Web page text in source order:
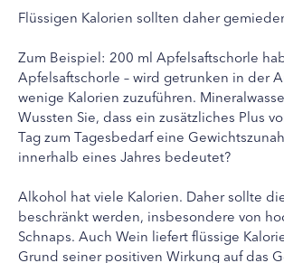
Flüssigen Kalorien sollten daher
Zum Beispiel: 200 ml Apfelsaftschorle
Apfelsaftschorle – wird getrunken in der
wenige Kalorien zuzuführen.
Wussten Sie, dass ein zusätzliches Plus
Tag zum Tagesbedarf eine
innerhalb eines Jahres bedeutet?
Alkohol hat viele Kalorien. Daher sollte
beschränkt werden, insbesondere von
Schnaps. Auch Wein liefert flüssige
Grund seiner positiven Wirkung auf das